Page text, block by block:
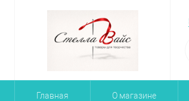
Главная О магазине